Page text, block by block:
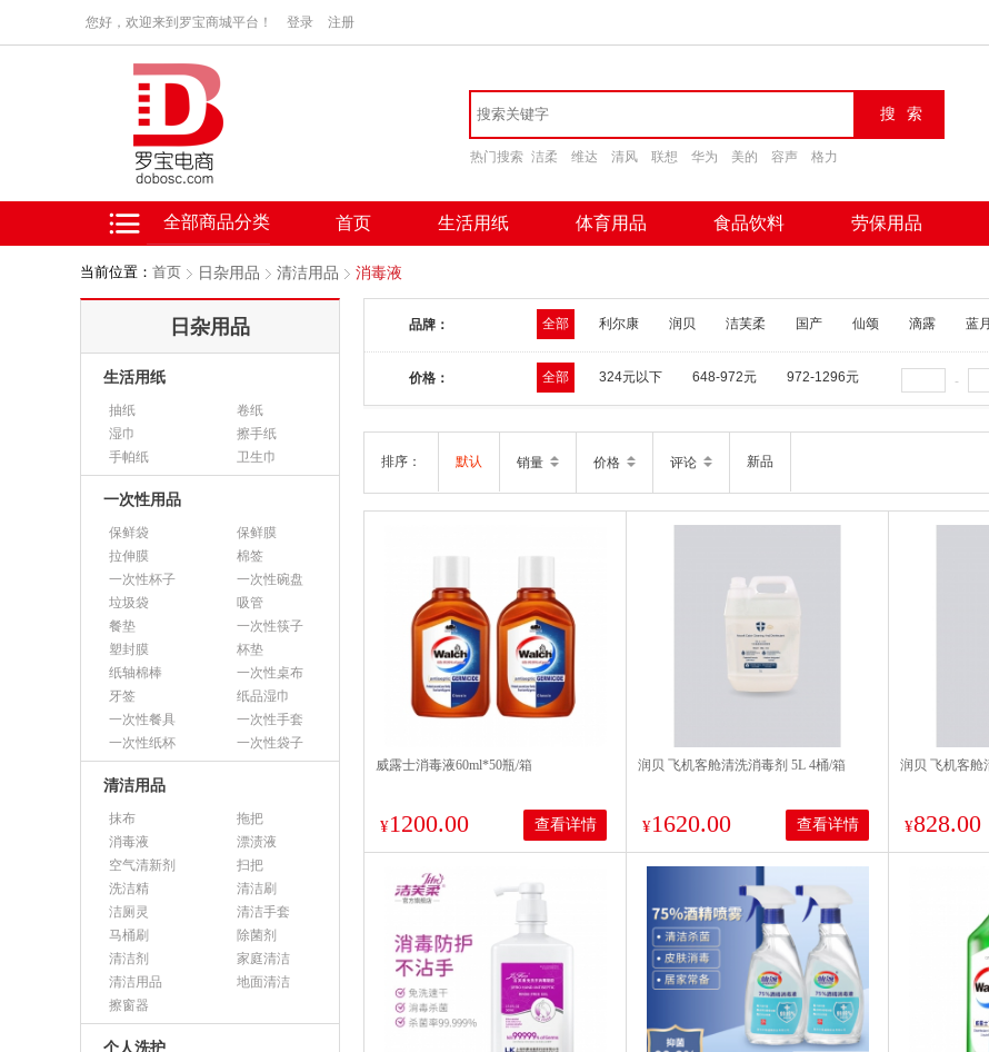
您好，欢迎来到罗宝商城平台！ 登录 注册
热门搜索 洁柔 维达 清风 联想 华为 美的 容声 格力
全部商品分类 首页 生活用纸 体育用品 食品饮料 劳保用品
当前位置： 首页 日杂用品 清洁用品 消毒液
日杂用品
生活用纸
抽纸
卷纸
湿巾
擦手纸
手帕纸
卫生巾
一次性用品
保鲜袋
保鲜膜
拉伸膜
棉签
一次性杯子
一次性碗盘
垃圾袋
吸管
餐垫
一次性筷子
塑封膜
杯垫
纸轴棉棒
一次性桌布
牙签
纸品湿巾
一次性餐具
一次性手套
一次性纸杯
一次性袋子
清洁用品
抹布
拖把
消毒液
漂渍液
空气清新剂
扫把
洗洁精
清洁刷
洁厕灵
清洁手套
马桶刷
除菌剂
清洁剂
家庭清洁
清洁用品
地面清洁
擦窗器
个人洗护
品牌： 全部 利尔康 润贝 洁芙柔 国产 仙颂 滴露 蓝
价格： 全部 324元以下 648-972元 972-1296元 -
排序： 默认 销量 价格 评论 新品
威露士消毒液60ml*50瓶/箱
¥1200.00 查看详情
润贝 飞机客舱清洗消毒剂 5L 4桶/箱
¥1620.00 查看详情
润贝 飞机客舱
¥828.00